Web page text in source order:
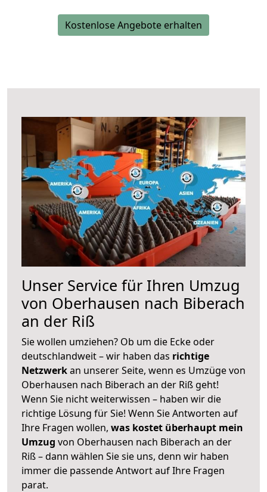
Kostenlose Angebote erhalten
Unser Service für Ihren Umzug
von Oberhausen nach Biberach
an der Riß
Sie wollen umziehen? Ob um die Ecke oder
deutschlandweit – wir haben das richtige
Netzwerkan unserer Seite, wenn es Umzüge von
Oberhausen nach Biberach an der Riß geht!
Wenn Sie nicht weiterwissen – haben wir die
richtige Lösung für Sie! Wenn Sie Antworten auf
Ihre Fragen wollen, was kostet überhaupt mein
Umzug von Oberhausen nach Biberach an der
Riß – dann wählen Sie sie uns, denn wir haben
immer die passende Antwort auf Ihre Fragen
parat.